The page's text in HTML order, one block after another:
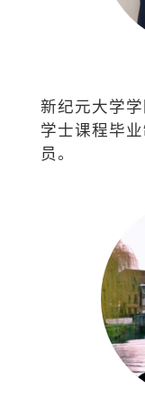
新纪元大学
学士课程毕
员。